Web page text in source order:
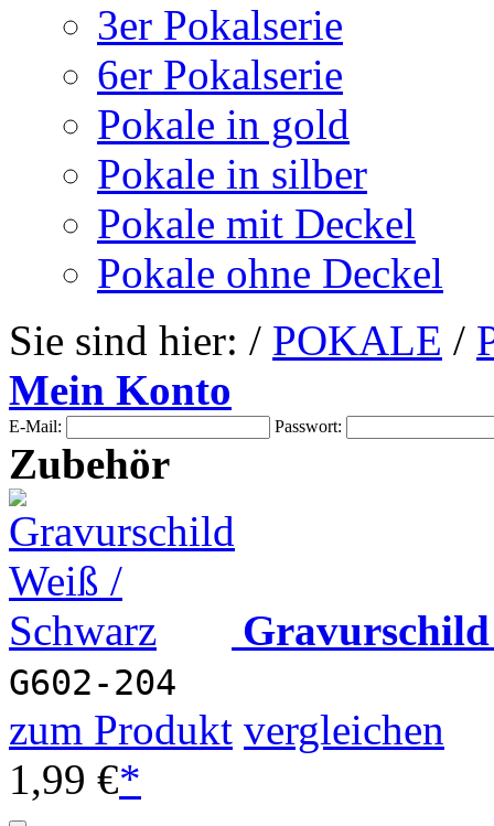
3er Pokalserie
6er Pokalserie
Pokale in gold
Pokale in silber
Pokale mit Deckel
Pokale ohne Deckel
Sie sind hier: / POKALE /
Mein Konto
E-Mail: Passwort:
Zubehör
G602-204
zum Produkt vergleichen
1,99 €*